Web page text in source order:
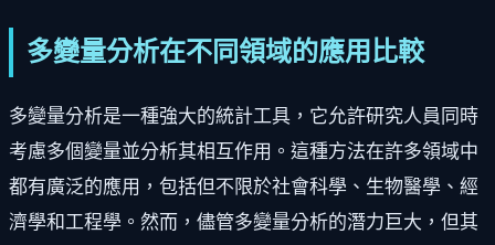
多變量分析在不同領域的應用比較
多變量分析是一種強大的統計工具，它允許研究人員同時
考慮多個變量並分析其相互作用。這種方法在許多領域中
都有廣泛的應用，包括但不限於社會科學、生物醫學、經
濟學和工程學。然而，儘管多變量分析的潛力巨大，但其